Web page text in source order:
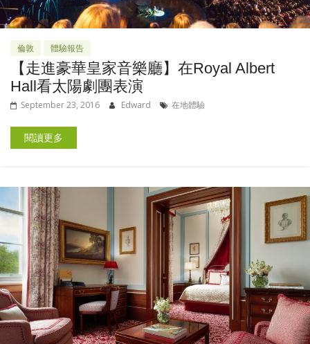
倫敦 體驗報告
【走進豪華皇家音樂廳】在Royal Albert
Hall看太陽劇團表演
September 23, 2016 Edward 在地體驗
閱讀更多